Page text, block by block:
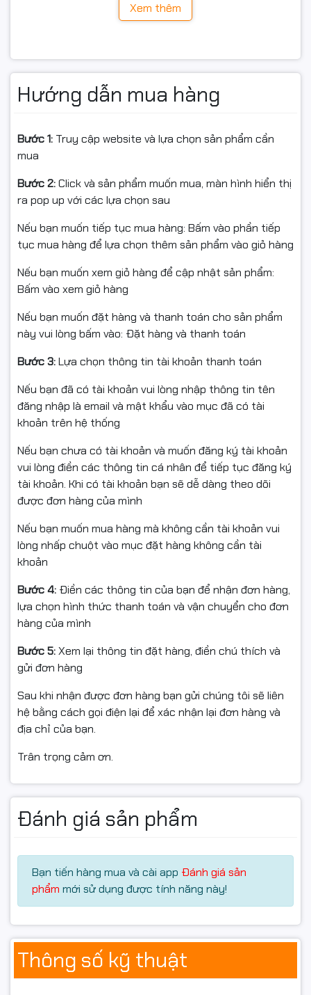
🖥️ Chân Đế Ergo Công Thái
Học – Tối Ưu Tư Thế Làm
Điểm nổi bật nhất của LG 32UN880K-B chính là
so với chân đế truyền thống.
Ưu điểm nổi bật:
Kéo ra – thu vào theo sải tay
Nâng hạ chiều cao mượt mà
Tiết kiệm tối đa diện tích mặt bàn
Người dùng có thể dễ dàng điều chỉnh màn hình về
việc nhiều giờ liên tục – yếu tố cực kỳ quan trọng với
dân đồ họa và văn phòng chuyên nghiệp.
🌈 Hiển Thị 4K IPS – Chuẩn
Màu Cho Công Việc Sáng
Tạo
LG UltraFine 32UN880K-B sở hữu chất lượng hiển thị
thuộc top đầu trong phân khúc màn hình đồ họa.
🔹 Độ phân giải 4K UHD (3840
x 2160)
Xem thêm
Hướng dẫn mua hàng
Bước 1: Truy cập website và lựa chọn sản phẩm cần
mua
Bước 2:Click và sản phẩm muốn mua, màn hình hiển thị
ra pop up với các lựa chọn sau
Nếu bạn muốn tiếp tục mua hàng: Bấm vào phần tiếp
tục mua hàng để lựa chọn thêm sản phẩm vào giỏ hàng
Nếu bạn muốn xem giỏ hàng để cập nhật sản phẩm:
Bấm vào xem giỏ hàng
Nếu bạn muốn đặt hàng và thanh toán cho sản phẩm
này vui lòng bấm vào: Đặt hàng và thanh toán
Bước 3:Lựa chọn thông tin tài khoản thanh toán
Nếu bạn đã có tài khoản vui lòng nhập thông tin tên
đăng nhập là email và mật khẩu vào mục đã có tài
khoản trên hệ thống
Nếu bạn chưa có tài khoản và muốn đăng ký tài khoản
vui lòng điền các thông tin cá nhân để tiếp tục đăng ký
tài khoản. Khi có tài khoản bạn sẽ dễ dàng theo dõi
được đơn hàng của mình
Nếu bạn muốn mua hàng mà không cần tài khoản vui
lòng nhấp chuột vào mục đặt hàng không cần tài
khoản
Bước 4: Điền các thông tin của bạn để nhận đơn hàng,
lựa chọn hình thức thanh toán và vận chuyển cho đơn
hàng của mình
Bước 5:Xem lại thông tin đặt hàng, điền chú thích và
gửi đơn hàng
Sau khi nhận được đơn hàng bạn gửi chúng tôi sẽ liên
hệ bằng cách gọi điện lại để xác nhận lại đơn hàng và
địa chỉ của bạn.
Trân trọng cảm ơn.
Đánh giá sản phẩm
Bạn tiến hàng mua và cài app Đánh giá sản
phẩm mới sử dụng được tính năng này!
Thông số kỹ thuật